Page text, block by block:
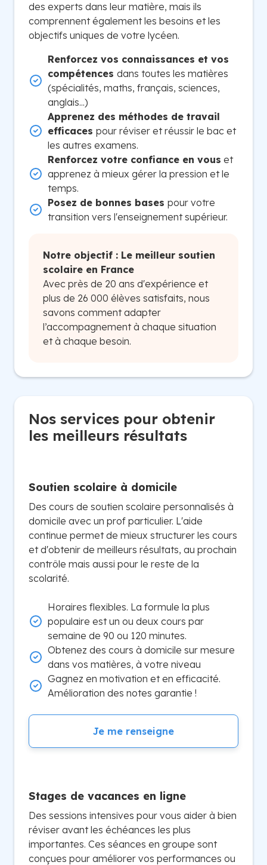
des experts dans leur matière, mais ils
comprennent également les besoins et les
objectifs uniques de votre lycéen.
Renforcez vos connaissances et vos
compétences dans toutes les matières
(spécialités, maths, français, sciences,
anglais...)
Apprenez des méthodes de travail
efficaces pour réviser et réussir le bac et
les autres examens.
Renforcez votre confiance en vous et
apprenez à mieux gérer la pression et le
temps.
Posez de bonnes bases pour votre
transition vers l'enseignement supérieur.
Notre objectif : Le meilleur soutien
scolaire en France
Avec près de 20 ans d'expérience et
plus de 26 000 élèves satisfaits, nous
savons comment adapter
l’accompagnement à chaque situation
et à chaque besoin.
Nos services pour obtenir
les meilleurs résultats
Soutien scolaire à domicile
Des cours de soutien scolaire personnalisés à
domicile avec un prof particulier. L'aide
continue permet de mieux structurer les cours
et d'obtenir de meilleurs résultats, au prochain
contrôle mais aussi pour le reste de la
scolarité.
Horaires flexibles. La formule la plus
populaire est un ou deux cours par
semaine de 90 ou 120 minutes.
Obtenez des cours à domicile sur mesure
dans vos matières, à votre niveau
Gagnez en motivation et en efficacité.
Amélioration des notes garantie !
Je me renseigne
Stages de vacances en ligne
Des sessions intensives pour vous aider à bien
réviser avant les échéances les plus
importantes. Ces séances en groupe sont
conçues pour améliorer vos performances ou